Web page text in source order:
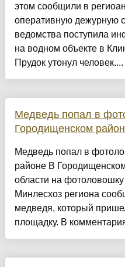
этом сообщили в
оперативную дежурную
ведомства поступила
на водном объекте в
Прудок утонул человек....
Медведь попал в
Городищенском
Медведь попал в
районе В
области на
Минлесхоз региона
медведя, который
площадку. В